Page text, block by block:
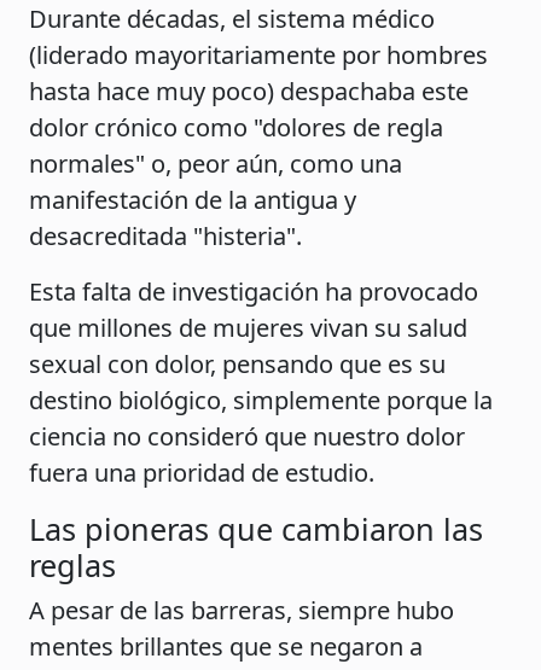
Durante décadas, el sistema médico
(liderado mayoritariamente por hombres
hasta hace muy poco) despachaba este
dolor crónico como "dolores de regla
normales" o, peor aún, como una
manifestación de la antigua y
desacreditada "histeria".
Esta falta de investigación ha provocado
que millones de mujeres vivan su salud
sexual con dolor, pensando que es su
destino biológico, simplemente porque la
ciencia no consideró que nuestro dolor
fuera una prioridad de estudio.
Las pioneras que cambiaron las
reglas
A pesar de las barreras, siempre hubo
mentes brillantes que se negaron a